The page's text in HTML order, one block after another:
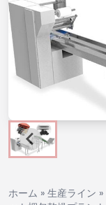
ホーム » 生産ライン »